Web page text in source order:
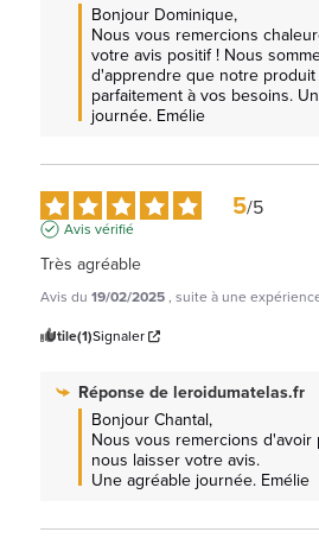
Bonjour Dominique,
Nous vous remercions
votre avis positif ! Nous
d'apprendre que notre
parfaitement à vos besoins.
journée. Emélie
5/5
Avis vérifié
Très agréable
Avis du 19/02/2025, suite à une
Utile(1)Signaler
Réponse de leroidumatelas.fr
Bonjour Chantal,
Nous vous remercions
nous laisser votre avis.
Une agréable journée. Emélie